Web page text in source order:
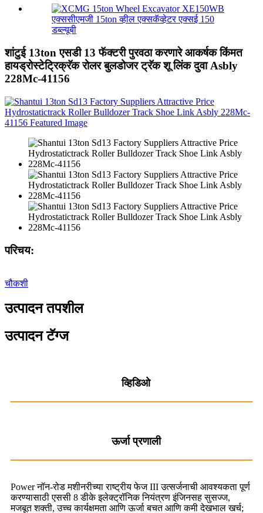
एक्ससीएमजी 15ton व्हील एक्सकॅव्हेटर एक्सई 150
डब्ल्यूबी
शांटुई 13ton एसडी 13 फॅक्टरी पुरवठा करणारे आकर्षक किंमत
हायड्रोस्टेट्रिक्रॅक रोलर बुलडोजर ट्रॅक शू लिंक दुवा Asbly
228Mc-41156
परिचय:
चौकशी
उत्पादन तपशील
उत्पादन टॅग्ज
व्हिडिओ
ऊर्जा प्रणाली
Power नॉन-रोड मशीनरीच्या राष्ट्रीय फेज III उत्सर्जनाची आवश्यकता पूर्ण
करण्यासाठी एससी 8 डीके इलेक्ट्रॉनिक नियंत्रण इंजिनसह सुसज्ज,
मजबूत शक्ती, उच्च कार्यक्षमता आणि ऊर्जा बचत आणि कमी देखभाल खर्च;